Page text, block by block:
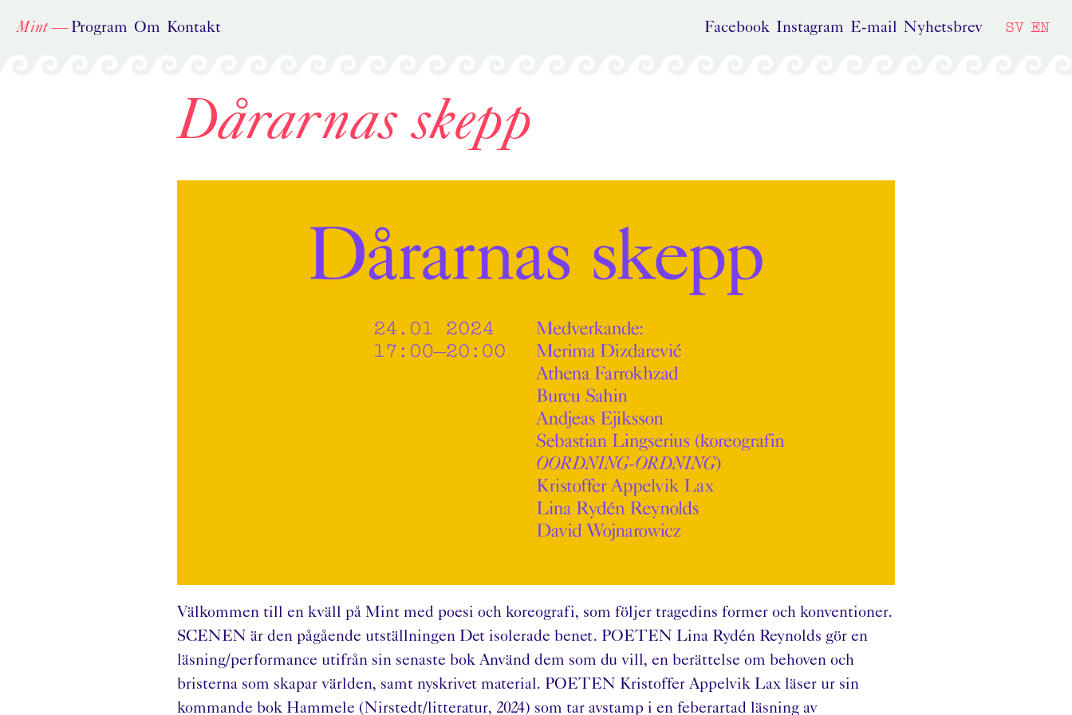
Mint — Program Om Kontakt Facebook Instagram E-mail Nyhetsbrev SV EN
Dårarnas skepp
Välkommen till en kväll på Mint med poesi och koreografi, som följer tragedins former och konventioner.
SCENEN är den pågående utställningen Det isolerade benet. POETEN Lina Rydén Reynolds gör en
läsning/performance utifrån sin senaste bok Använd dem som du vill, en berättelse om behoven och
bristerna som skapar världen, samt nyskrivet material. POETEN Kristoffer Appelvik Lax läser ur sin
kommande bok Hammele (Nirstedt/litteratur, 2024) som tar avstamp i en feberartad läsning av